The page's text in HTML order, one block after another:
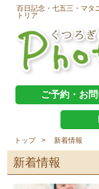
百日記念・七五三・マタ
トリア
ご予約・お
トップ 新着情報
新着情報